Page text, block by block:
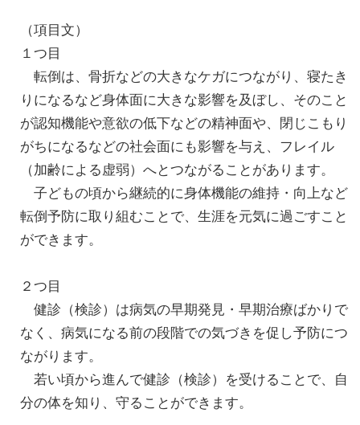
（項目文）
１つ目
転倒は、骨折などの大きなケガにつながり、寝たき
りになるなど身体面に大きな影響を及ぼし、そのこと
が認知機能や意欲の低下などの精神面や、閉じこもり
がちになるなどの社会面にも影響を与え、フレイル
（加齢による虚弱）へとつながることがあります。
子どもの頃から継続的に身体機能の維持・向上など
転倒予防に取り組むことで、生涯を元気に過ごすこと
ができます。
２つ目
健診（検診）は病気の早期発見・早期治療ばかりで
なく、病気になる前の段階での気づきを促し予防につ
ながります。
若い頃から進んで健診（検診）を受けることで、自
分の体を知り、守ることができます。